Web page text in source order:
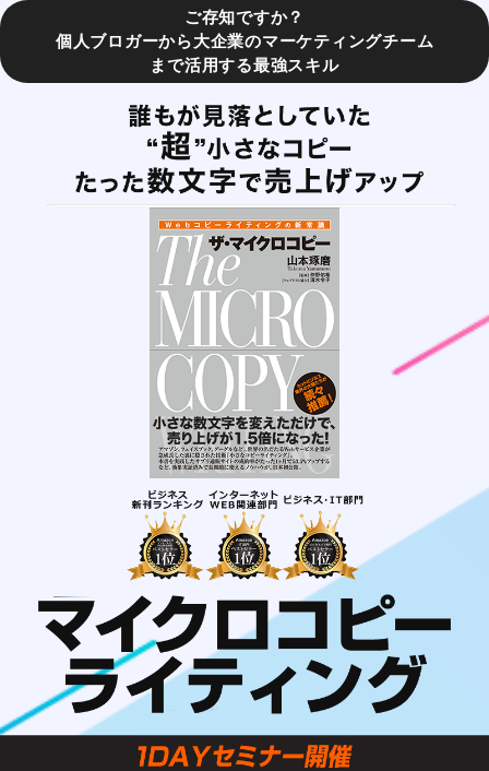
ご存知ですか？
個人ブロガーから大企業のマーケティングチーム
まで活用する最強スキル